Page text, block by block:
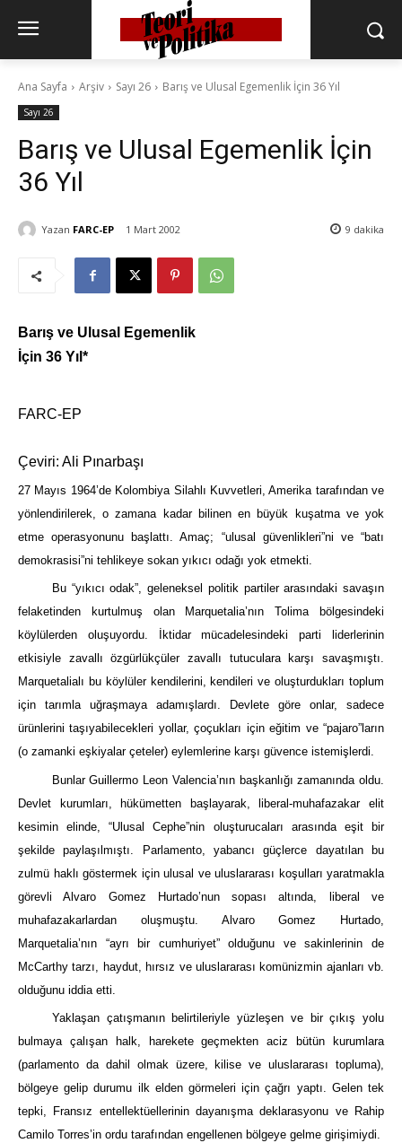
Ana Sayfa Arşiv Sayı 26 Barış ve Ulusal Egemenlik İçin 36 Yıl
Sayı 26
Barış ve Ulusal Egemenlik İçin
36 Yıl
Yazan FARC-EP 1 Mart 2002 9 dakika
Barış ve Ulusal Egemenlik
İçin 36 Yıl *
FARC-EP
Çeviri: Ali Pınarbaşı
27 Mayıs 1964’de Kolombiya Silahlı Kuvvetleri, Amerika tarafından ve
yönlendirilerek, o zamana kadar bilinen en büyük kuşatma ve yok
etme operasyonunu başlattı. Amaç; “ulusal güvenlikleri”ni ve “batı
demokrasisi”ni tehlikeye sokan yıkıcı odağı yok etmekti.
Bu “yıkıcı odak”, geleneksel politik partiler arasındaki savaşın
felaketinden kurtulmuş olan Marquetalia’nın Tolima bölgesindeki
köylülerden oluşuyordu. İktidar mücadelesindeki parti liderlerinin
etkisiyle zavallı özgürlükçüler zavallı tutuculara karşı savaşmıştı.
Marquetalialı bu köylüler kendilerini, kendileri ve oluşturdukları toplum
için tarımla uğraşmaya adamışlardı. Devlete göre onlar, sadece
ürünlerini taşıyabilecekleri yollar, çoçukları için eğitim ve “pajaro”ların
(o zamanki eşkiyalar çeteler) eylemlerine karşı güvence istemişlerdi.
Bunlar Guillermo Leon Valencia’nın başkanlığı zamanında oldu.
Devlet kurumları, hükümetten başlayarak, liberal-muhafazakar elit
kesimin elinde, “Ulusal Cephe”nin oluşturucaları arasında eşit bir
şekilde paylaşılmıştı. Parlamento, yabancı güçlerce dayatılan bu
zulmü haklı göstermek için ulusal ve uluslararası koşulları yaratmakla
görevli Alvaro Gomez Hurtado’nun sopası altında, liberal ve
muhafazakarlardan oluşmuştu. Alvaro Gomez Hurtado,
Marquetalia’nın “ayrı bir cumhuriyet” olduğunu ve sakinlerinin de
McCarthy tarzı, haydut, hırsız ve uluslararası komünizmin ajanları vb.
olduğunu iddia etti.
Yaklaşan çatışmanın belirtileriyle yüzleşen ve bir çıkış yolu
bulmaya çalışan halk, harekete geçmekten aciz bütün kurumlara
(parlamento da dahil olmak üzere, kilise ve uluslararası topluma),
bölgeye gelip durumu ilk elden görmeleri için çağrı yaptı. Gelen tek
tepki, Fransız entellektüellerinin dayanışma deklarasyonu ve Rahip
Camilo Torres’in ordu tarafından engellenen bölgeye gelme girişimiydi.